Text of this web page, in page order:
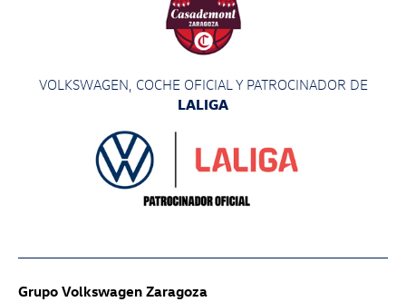
VOLKSWAGEN, COCHE OFICIAL Y PATROCINADOR DE
LALIGA
Grupo Volkswagen Zaragoza